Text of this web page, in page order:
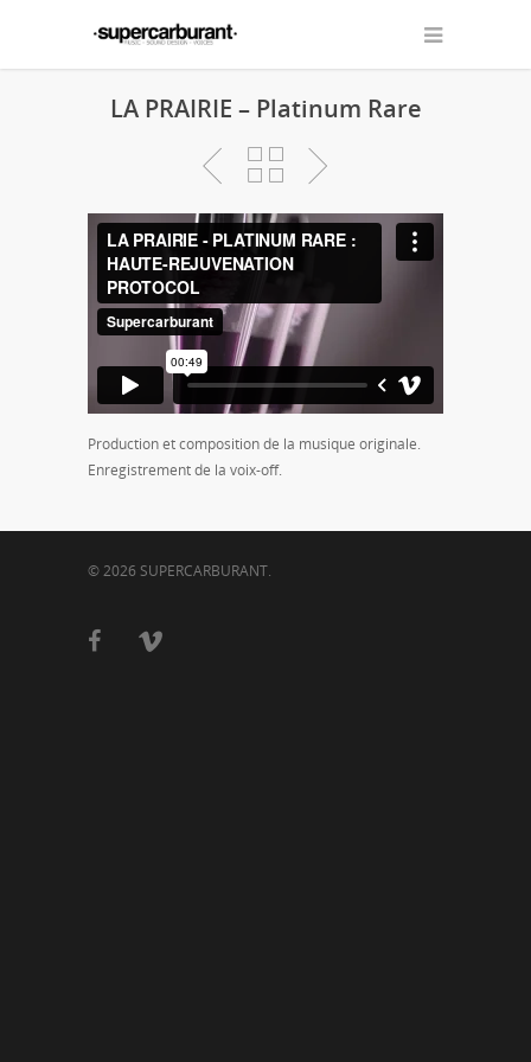
LA PRAIRIE – Platinum Rare
Production et composition de la musique originale.
Enregistrement de la voix-off.
© 2026 SUPERCARBURANT.